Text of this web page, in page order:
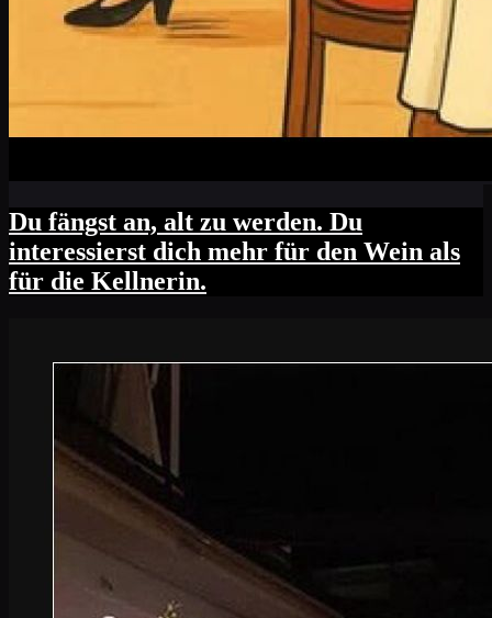
Du fängst an, alt zu werden. Du
interessierst dich mehr für den Wein als
für die Kellnerin.